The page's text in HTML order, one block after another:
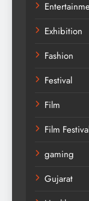
Exhibition
Fashion
Festival
Film
Film
gaming
Gujarat